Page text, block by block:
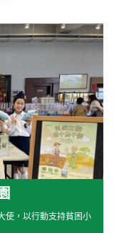
使，以行動支持貧困小